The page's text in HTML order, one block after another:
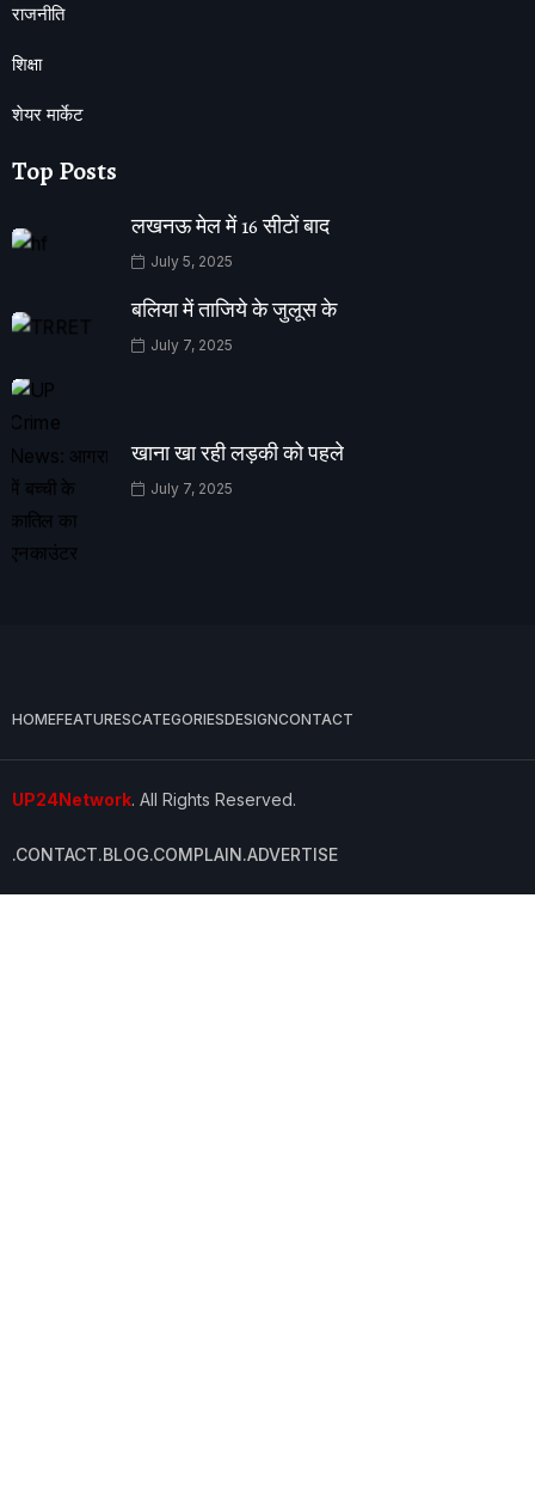
राजनीति
शिक्षा
शेयर मार्केट
Top Posts
लखनऊ मेल में 16 सीटों बाद
July 5, 2025
बलिया में ताजिये के जुलूस के
July 7, 2025
खाना खा रही लड़की को पहले
July 7, 2025
HOMEFEATURESCATEGORIESDESIGNCONTACT
UP24Network. All Rights Reserved.
.CONTACT.BLOG.COMPLAIN.ADVERTISE